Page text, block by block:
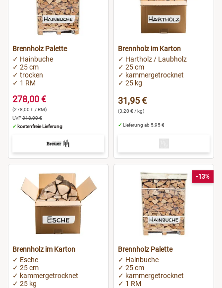
Brennholz Palette
✓ Hainbuche
✓ 25 cm
✓ trocken
✓ 1 RM
278,00 €
(278,00 € / RM)
UVP318,00 €
✓ kostenfreie Lieferung
Brennholz im Karton
✓ Hartholz / Laubholz
✓ 25 cm
✓ kammergetrocknet
✓ 25 kg
31,95 €
(3,20 € / kg)
✓ Lieferung ab 5,95 €
Brennholz im Karton
✓ Esche
✓ 25 cm
✓ kammergetrocknet
✓ 25 kg
-13%
Brennholz Palette
✓ Hainbuche
✓ 25 cm
✓ kammergetrocknet
✓ 1 RM